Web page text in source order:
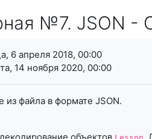
№7. JSON -
6 апреля 2018, 00:00
14 ноября 2020, 00:00
из файла в формате JSON.